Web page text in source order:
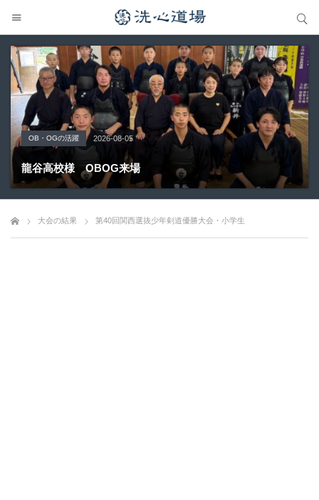
OB・OGの活躍 2026-08-05
龍谷高校様 OBOG来場
Topics 2026-08-05
広島県青春英龍館道場来場
大会の結果 2026-07-31
愛知県の星城高校へ出稽古
大会の結果 2026-07-25
第80回愛知県中学校総合体育大会・地区予選
大会の結果 2026-07-22
第136回愛知県剣道道場連盟研修会トーナメント戦
大会の結果 第40回関西選抜少年剣道優勝大会・小学生
サイト内検索